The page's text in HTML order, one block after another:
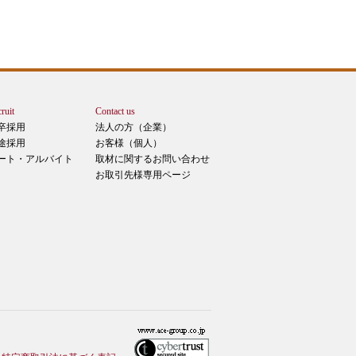
採用
採用
ト・アルバイト
Contact us
法人の方（企業）
お客様（個人）
取材に関するお問い合わせ
お取引先様専用ページ